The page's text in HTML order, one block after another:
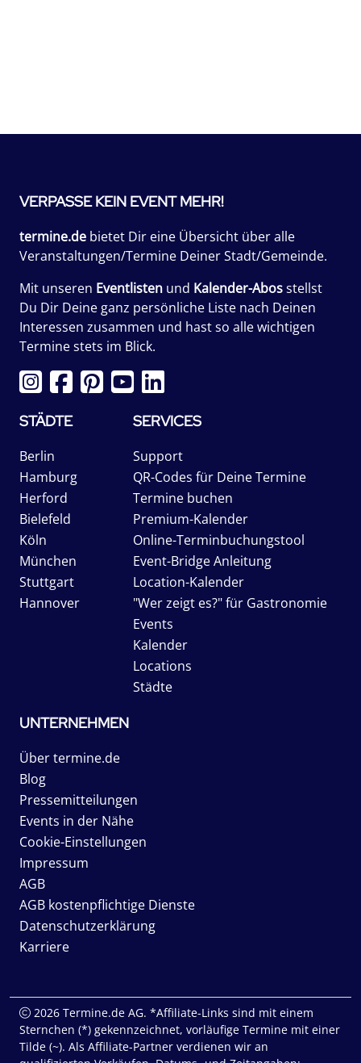
VERPASSE KEIN EVENT MEHR!
termine.de bietet Dir eine Übersicht über alle
Veranstaltungen/Termine Deiner Stadt/Gemeinde.
Mit unseren Eventlisten und Kalender-Abosstellst
Du Dir Deine ganz persönliche Liste nach Deinen
Interessen zusammen und hast so alle wichtigen
Termine stets im Blick.
STÄDTE
Berlin
Hamburg
Herford
Bielefeld
Köln
München
Stuttgart
Hannover
SERVICES
Support
QR-Codes für Deine Termine
Termine buchen
Premium-Kalender
Online-Terminbuchungstool
Event-Bridge Anleitung
Location-Kalender
"Wer zeigt es?" für Gastronomie
Events
Kalender
Locations
Städte
UNTERNEHMEN
Über termine.de
Blog
Pressemitteilungen
Events in der Nähe
Cookie-Einstellungen
Impressum
AGB
AGB kostenpflichtige Dienste
Datenschutzerklärung
Karriere
2026 Termine.de AG. *Affiliate-Links sind mit einem
Sternchen (*) gekennzeichnet, vorläufige Termine mit einer
Tilde (~). Als Affiliate-Partner verdienen wir an